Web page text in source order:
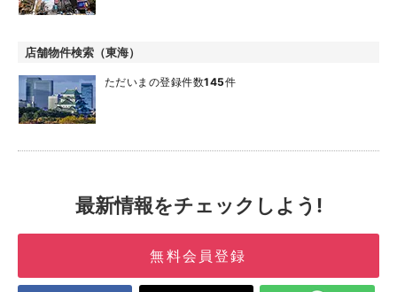
店舗物件検索（東海）
ただいまの登録件数145件
最新情報をチェックしよう!
無料会員登録